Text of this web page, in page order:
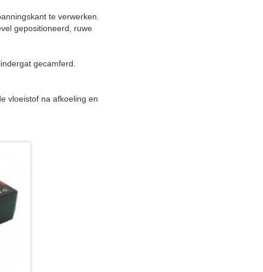
te verwerken.
gepositioneerd, ruwe
gecamferd.
vloeistof na afkoeling en